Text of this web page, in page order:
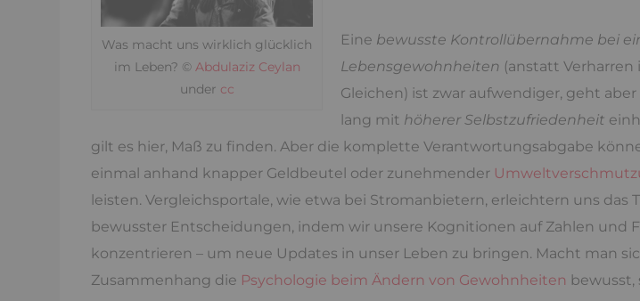
Was macht uns wirklich glücklich
im Leben? © Abdulaziz Ceylan
under cc
Eine bewusste Kontrollübernahme bei
Lebensgewohnheiten (anstatt
Gleichen) ist zwar aufwendiger, geht
lang mit höherer Selbstzufriedenheit
gilt es hier, Maß zu finden. Aber die komplette Verantwortungsabgabe
einmal anhand knapper Geldbeutel oder zunehmender
leisten. Vergleichsportale, wie etwa bei Stromanbietern, erleichtern uns das
bewusster Entscheidungen, indem wir unsere Kognitionen auf Zahlen und
konzentrieren – um neue Updates in unser Leben zu bringen. Macht man
Zusammenhang die Psychologie beim Ändern von Gewohnheiten